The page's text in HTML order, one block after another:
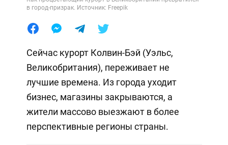
в город-призрак. Источник: Freepik
Сейчас курорт Колвин-Бэй (Уэльс,
Великобритания), переживает не
лучшие времена. Из города уходит
бизнес, магазины закрываются, а
жители массово выезжают в более
перспективные регионы страны.